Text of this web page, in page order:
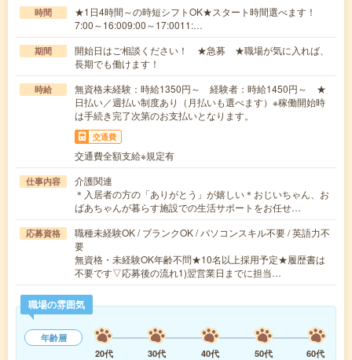
時間
★1日4時間～の時短シフトOK★スタート時間選べます！
7:00～16:009:00～17:0011:…
期間
開始日はご相談ください！ ★急募 ★職場が気に入れば、
長期でも働けます！
時給
無資格未経験：時給1350円～ 経験者：時給1450円～ ★
日払い／週払い制度あり（月払いも選べます）※稼働開始時
は手続き完了次第のお支払いとなります。
交通費
交通費全額支給※規定有
仕事内容
介護関連
＊入居者の方の「ありがとう」が嬉しい＊おじいちゃん、お
ばあちゃんが暮らす施設での生活サポートをお任せ…
応募資格
職種未経験OK / ブランクOK / パソコンスキル不要 / 英語力不
要
無資格・未経験OK年齢不問★10名以上採用予定★履歴書は
不要です▽応募後の流れ1)翌営業日までに担当…
職場の雰囲気
年齢層
20代
30代 40代 50代
60代